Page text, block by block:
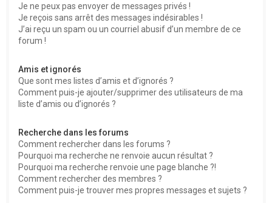
Je ne peux pas envoyer de messages privés !
Je reçois sans arrêt des messages indésirables !
J’ai reçu un spam ou un courriel abusif d’un membre de ce
forum !
Amis et ignorés
Que sont mes listes d’amis et d’ignorés ?
Comment puis-je ajouter/supprimer des utilisateurs de ma
liste d’amis ou d’ignorés ?
Recherche dans les forums
Comment rechercher dans les forums ?
Pourquoi ma recherche ne renvoie aucun résultat ?
Pourquoi ma recherche renvoie une page blanche ?!
Comment rechercher des membres ?
Comment puis-je trouver mes propres messages et sujets ?